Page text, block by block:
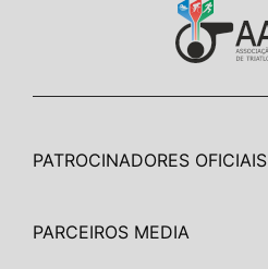
PATROCINADORES OFICIAIS
PARCEIROS MEDIA